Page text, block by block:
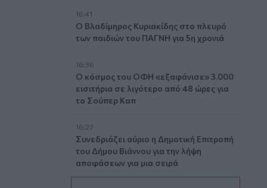
16:41
Ο Βλαδίμηρος Κυριακίδης στο πλευρό
των παιδιών του ΠΑΓΝΗ για 5η χρονιά
16:36
Ο κόσμος του ΟΦΗ «εξαφάνισε» 3.000
εισιτήρια σε λιγότερο από 48 ώρες για
το Σούπερ Καπ
16:27
Συνεδριάζει αύριο η Δημοτική Επιτροπή
του Δήμου Βιάννου για την λήψη
αποφάσεων για μια σειρά
παρεμβάσεων